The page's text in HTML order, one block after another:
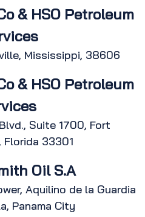
& HSO Petroleum
Mississippi, 38606
& HSO Petroleum
Suite 1700, Fort
Florida 33301
Oil S.A
Aquilino de la Guardia
Panama City